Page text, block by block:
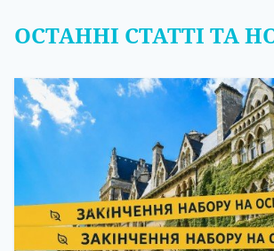
ОСТАННІ СТАТТІ ТА